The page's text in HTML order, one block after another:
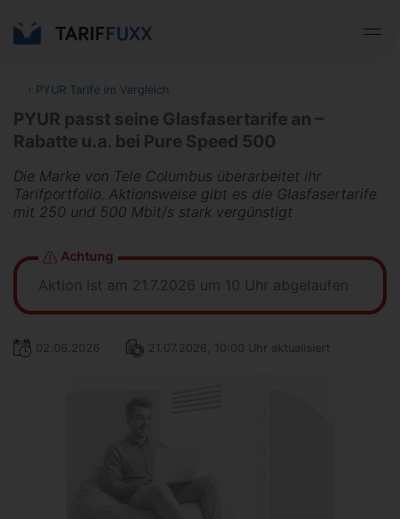
‹ PYUR Tarife im Vergleich
PYUR passt seine Glasfasertarife an –
Rabatte u.a. bei Pure Speed 500
Die Marke von Tele Columbus überarbeitet ihr
Tarifportfolio. Aktionsweise gibt es die Glasfasertarife
mit 250 und 500 Mbit/s stark vergünstigt
Achtung
Aktion ist am 21.7.2026 um 10 Uhr abgelaufen
02.06.2026 21.07.2026, 10:00 Uhr aktualisiert